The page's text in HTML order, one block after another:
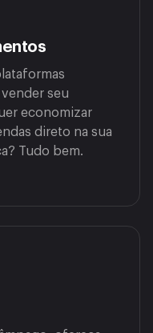
seu
economizar
direto na sua
Tudo bem.